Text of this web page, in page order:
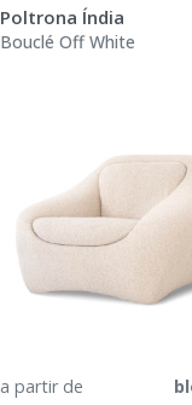
Poltrona Índia
Bouclé Off White
a partir de